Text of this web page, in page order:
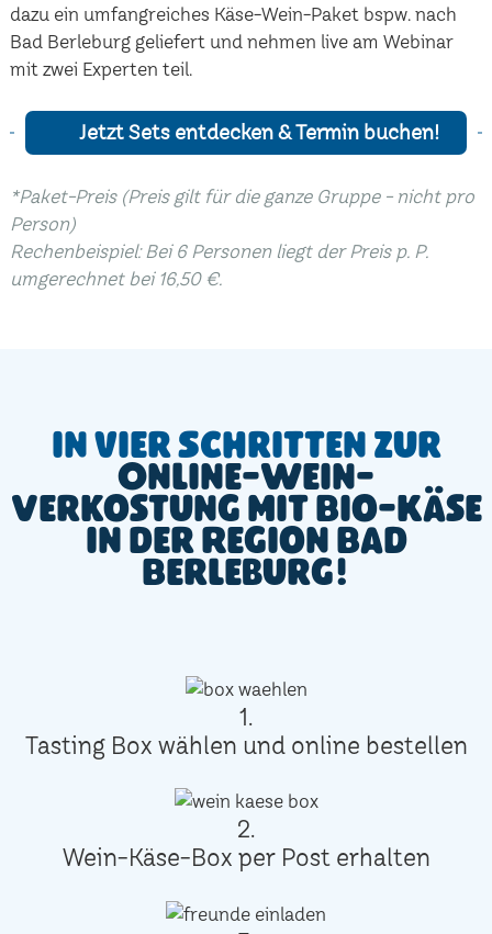
dazu ein umfangreiches Käse-Wein-Paket bspw. nach
Bad Berleburg geliefert und nehmen live am Webinar
mit zwei Experten teil.
Jetzt Sets entdecken & Termin buchen!
*Paket-Preis (Preis gilt für die ganze Gruppe - nicht pro
Person)
Rechenbeispiel: Bei 6 Personen liegt der Preis p. P.
umgerechnet bei 16,50 €.
In vier Schritten zur
Online-Wein-
Verkostung mit Bio-Käse
in der Region Bad
Berleburg!
1.
Tasting Box wählen und online bestellen
2.
Wein-Käse-Box per Post erhalten